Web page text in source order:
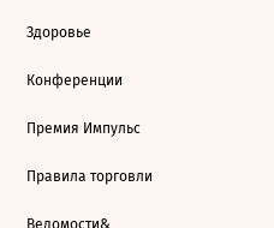
Здоровье
Конференции
Премия Импульс
Правила торговли
Ведомости&